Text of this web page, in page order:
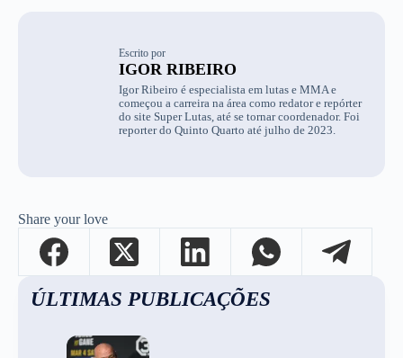
Escrito por
IGOR RIBEIRO
Igor Ribeiro é especialista em lutas e MMA e
começou a carreira na área como redator e repórter
do site Super Lutas, até se tornar coordenador. Foi
reporter do Quinto Quarto até julho de 2023.
Share your love
ÚLTIMAS PUBLICAÇÕES